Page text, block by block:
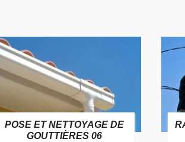
POSE ET NETTOYAGE DE
GOUTTIÈRES 06